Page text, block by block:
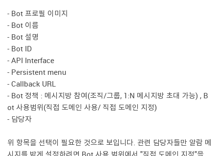
- Bot 프로필 이미지
- Bot 이름
- Bot 설명
- Bot ID
- API Interface
- Persistent menu
- Callback URL
- Bot 정책 : 메시지방 참여(조직/그룹, 1:N 메시지방 초대 가능) , B
ot 사용범위(직접 도메인 사용/ 직접 도메인 지정)
- 담당자
위 항목을 선택이 필요한 것으로 보입니다. 관련 담당자들만 알람 메
시지를 받게 설정하려면 Bot 사용 범위에서 "직접 도메인 지정"을